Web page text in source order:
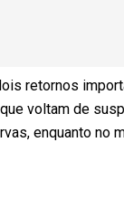
retornos
voltam de
enquanto no